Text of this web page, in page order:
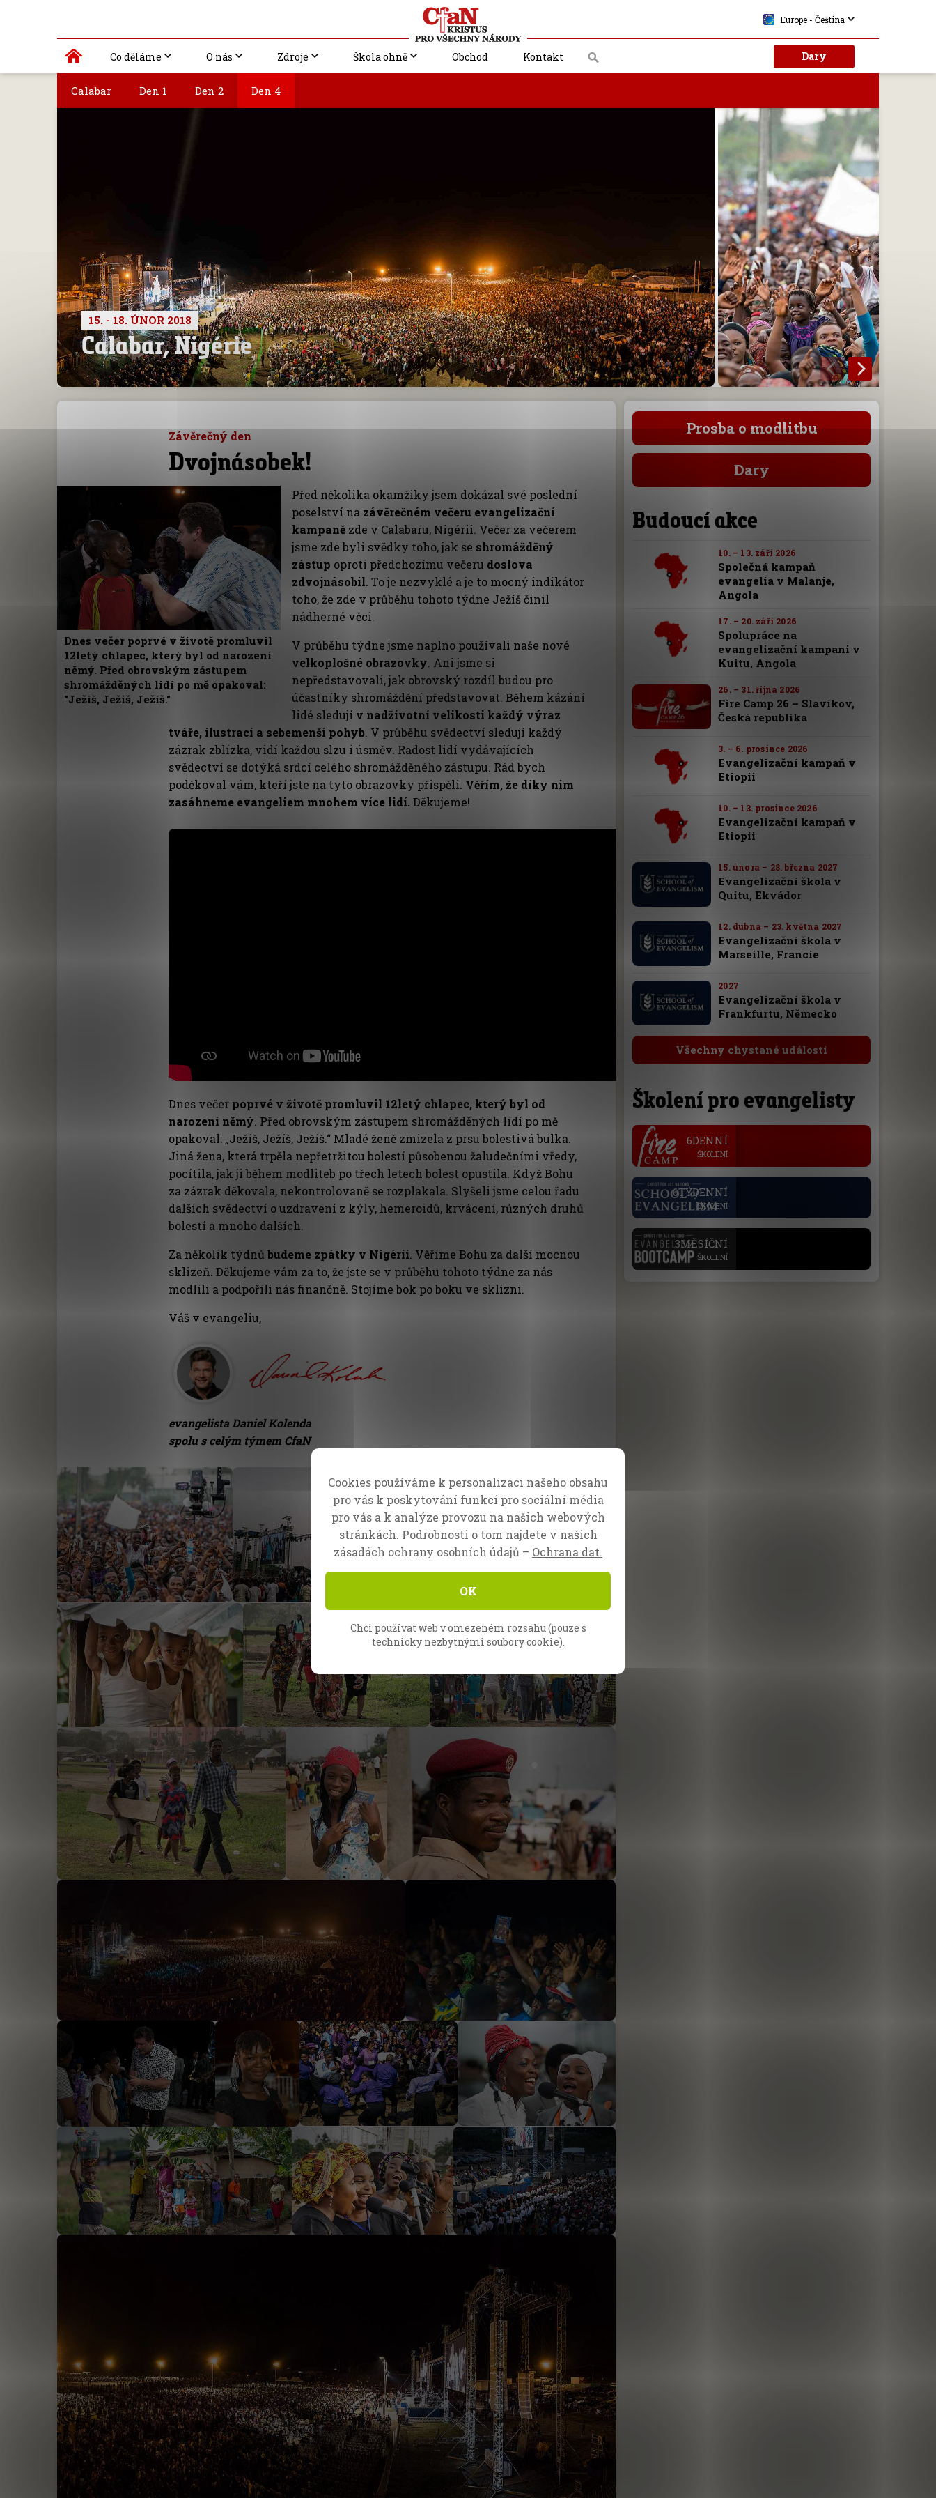
Co děláme O nás Zdroje Škola ohně Obchod Kontakt Dary
Europe - Čeština
Calabar Den 1 Den 2 Den 4
15. - 18. ÚNOR 2018
Calabar, Nigérie
Závěrečný den
Dvojnásobek!
Dnes večer poprvé v životě promluvil
12letý chlapec, který byl od narození
němý. Před obrovským zástupem
shromážděných lidí po mě opakoval:
"Ježíš, Ježíš, Ježíš."
Před několika okamžiky jsem dokázal své poslední
poselství na závěrečném večeru evangelizační
kampanězde v Calabaru, Nigérii. Večer za večerem
jsme zde byli svědky toho, jak se shromážděný
zástup oproti předchozímu večeru doslova
zdvojnásobil. To je nezvyklé a je to mocný indikátor
toho, že zde v průběhu tohoto týdne Ježíš činil
nádherné věci.
V průběhu týdne jsme naplno používali naše nové
velkoplošné obrazovky . Ani jsme si
nepředstavovali, jak obrovský rozdíl budou pro
účastníky shromáždění představovat. Během kázání
lidé sledují v nadživotní velikosti každý výraz
tváře, ilustraci a sebemenší pohyb . V průběhu svědectví sledují každý
zázrak zblízka, vidí každou slzu i úsměv. Radost lidí vydávajících
svědectví se dotýká srdcí celého shromážděného zástupu. Rád bych
poděkoval vám, kteří jste na tyto obrazovky přispěli. Věřím, že díky nim
zasáhneme evangeliem mnohem více lidí.Děkujeme!
Dnes večer poprvé v životě promluvil 12letý chlapec, který byl od
narození němý . Před obrovským zástupem shromážděných lidí po mě
opakoval: „Ježíš, Ježíš, Ježíš.“ Mladé ženě zmizela z prsu bolestivá bulka.
Jiná žena, která trpěla nepřetržitou bolestí působenou žaludečními vředy,
pocítila, jak ji během modliteb po třech letech bolest opustila. Když Bohu
za zázrak děkovala, nekontrolovaně se rozplakala. Slyšeli jsme celou řadu
dalších svědectví o uzdravení z kýly, hemeroidů, krvácení, různých druhů
bolestí a mnoho dalších.
Za několik týdnůbudeme zpátky v Nigérii . Věříme Bohu za další mocnou
sklizeň. Děkujeme vám za to, že jste se v průběhu tohoto týdne za nás
modlili a podpořili nás finančně. Stojíme bok po boku ve sklizni.
Váš v evangeliu,
evangelista Daniel Kolenda
spolu s celým týmem CfaN
Prosba o modlitbu
Dary
Budoucí akce
10. – 13. září 2026
Společná kampaň
evangelia v Malanje,
Angola
17. – 20. září 2026
Spolupráce na
evangelizační kampani v
Kuitu, Angola
26. – 31. října 2026
Fire Camp 26 – Slavíkov,
Česká republika
3. – 6. prosince 2026
Evangelizační kampaň v
Etiopii
10. – 13. prosince 2026
Evangelizační kampaň v
Etiopii
15. února – 28. března 2027
Evangelizační škola v
Quitu, Ekvádor
12. dubna – 23. května 2027
Evangelizační škola v
Marseille, Francie
2027
Evangelizační škola v
Frankfurtu, Německo
Všechny chystané události
Školení pro evangelisty
6DENNÍ
ŠKOLENÍ
6TÝDENNÍ
ŠKOLENÍ
3MĚSÍČNÍ
ŠKOLENÍ
Cookies používáme k personalizaci našeho obsahu
pro vás k poskytování funkcí pro sociální média
pro vás a k analýze provozu na našich webových
stránkách. Podrobnosti o tom najdete v našich
zásadách ochrany osobních údajů – Ochrana dat.
OK
Chci používat web v omezeném rozsahu (pouze s
technicky nezbytnými soubory cookie).